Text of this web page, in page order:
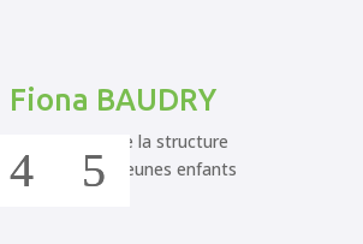
Fiona BAUDRY
Responsable de la structure
Educatrice de jeunes enfants